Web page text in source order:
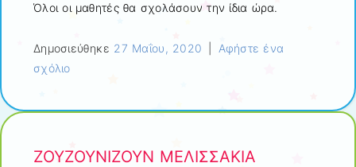
Όλοι οι μαθητές θα σχολάσουν την ίδια ώρα.
Δημοσιεύθηκε 27 Μαΐου, 2020
Αφήστε ένα
σχόλιο
ΖΟΥΖΟΥΝΙΖΟΥΝ ΜΕΛΙΣΣΑΚΙΑ